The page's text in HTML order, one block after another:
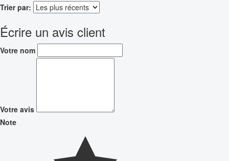
Trier par:
Écrire un avis client
Votre nom
Votre avis
Note